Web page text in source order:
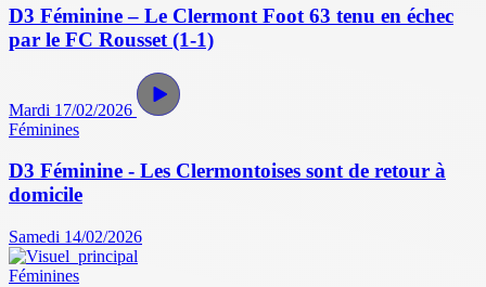
D3 Féminine – Le Clermont Foot 63 tenu en échec
par le FC Rousset (1-1)
Mardi 17/02/2026
Féminines
D3 Féminine - Les Clermontoises sont de retour à
domicile
Samedi 14/02/2026
Féminines